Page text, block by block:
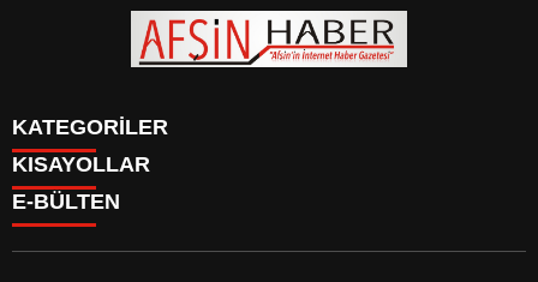
KATEGORİLER
SİYASET
EĞİTİM
KISAYOLLAR
SİYASET
EĞİTİM
E-BÜLTEN